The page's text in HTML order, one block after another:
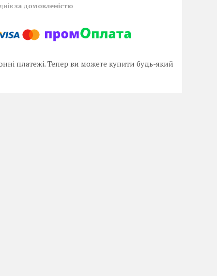
за домовленістю
платежі. Тепер ви можете купити будь-який